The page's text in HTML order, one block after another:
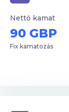
Nettó kamat
90 GBP
Fix kamatozás